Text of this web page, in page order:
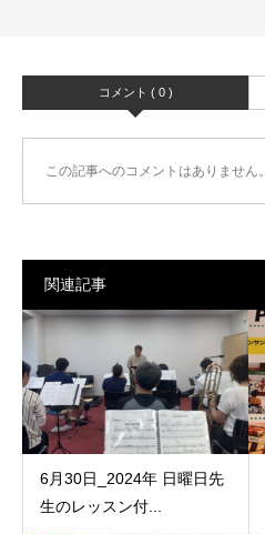
コメント ( 0 )
この記事へのコメントはありません。
関連記事
6月30日_2024年 日曜日先
生のレッスン付...